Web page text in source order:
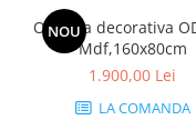
NOU
Oglinda decorativa
Mdf,160x80cm
1.900,00 Lei
LA COMANDA